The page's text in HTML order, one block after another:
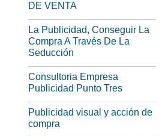
DE VENTA
La Publicidad, Conseguir La
Compra A Través De La
Seducción
Consultoria Empresa
Publicidad Punto Tres
Publicidad visual y acción de
compra